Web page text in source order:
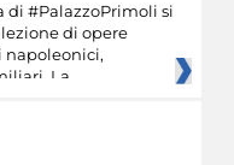
di #PalazzoPrimoli si
di opere
napoleonici,
La